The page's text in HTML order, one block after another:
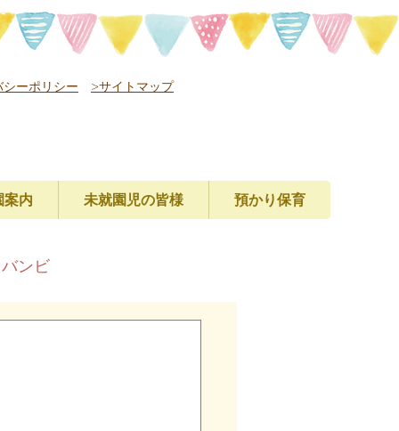
ーポリシー >サイトマップ
案内 未就園児の皆様 預かり保育
ンビ